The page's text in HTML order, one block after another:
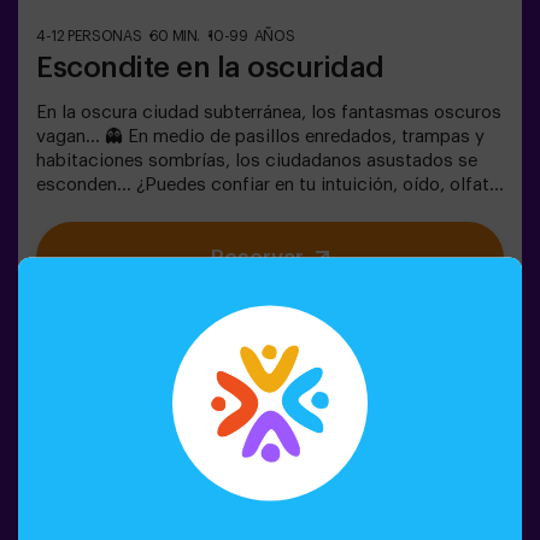
4-12 PERSONAS 60 MIN. 10-99 AÑOS
Escondite en la oscuridad
En la oscura ciudad subterránea, los fantasmas oscuros
vagan... 👻 En medio de pasillos enredados, trampas y
habitaciones sombrías, los ciudadanos asustados se
esconden... ¿Puedes confiar en tu intuición, oído, olfato
luego encontrar a tus amigos?🔦 Escondite en la
Oscuridad es un juego inmersivo sensorial inspirado en
movimiento, adrenalina y emoción real en completa
oscuridad. No es un escape room clásico: aquí vives la
acción en primera persona.La sala es segura y
envolvente, con túneles, escondites y efectos de luz y
sonido que hacen la experiencia inolvidable✅ Ideal para
grupos grandes | planes con amigos | adolescentes |
team building❗Los jugadores menores de 14 años o igual
deberán entrar acompañados por al menos de un adulto.
Existe la opción de que un monitor les acompañe en la
Reservar